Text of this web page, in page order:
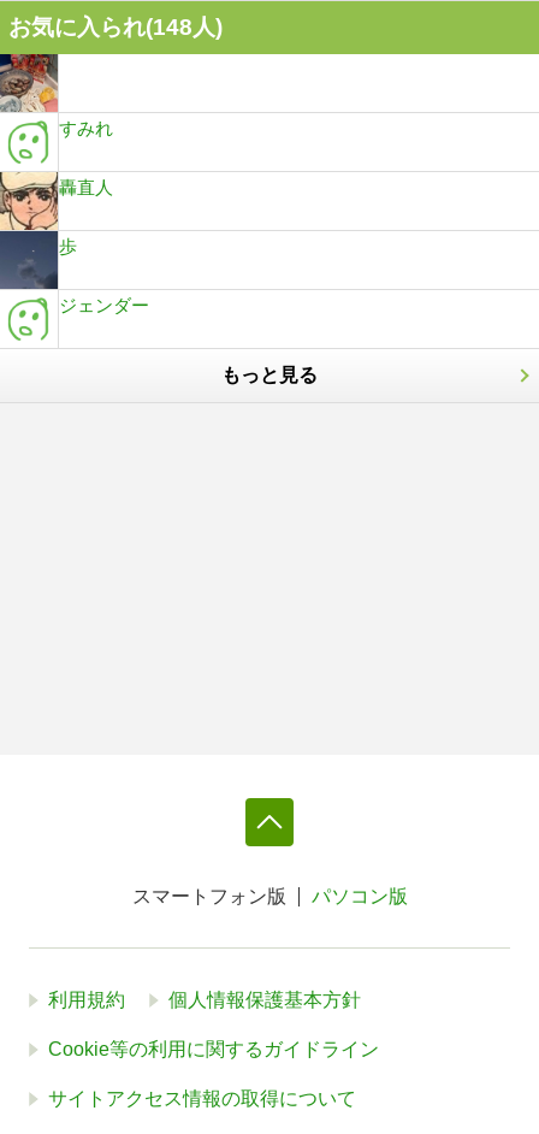
お気に入られ(148人)
すみれ
轟直人
歩
ジェンダー
もっと見る
スマートフォン版 パソコン版
利用規約 個人情報保護基本方針
Cookie等の利用に関するガイドライン
サイトアクセス情報の取得について